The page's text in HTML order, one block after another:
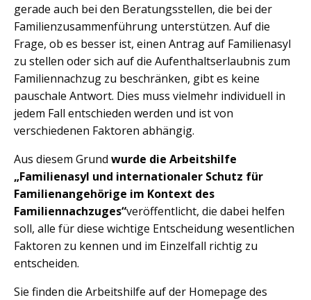
gerade auch bei den Beratungsstellen, die bei der
Familienzusammenführung unterstützen. Auf die
Frage, ob es besser ist, einen Antrag auf Familienasyl
zu stellen oder sich auf die Aufenthaltserlaubnis zum
Familiennachzug zu beschränken, gibt es keine
pauschale Antwort. Dies muss vielmehr individuell in
jedem Fall entschieden werden und ist von
verschiedenen Faktoren abhängig.
Aus diesem Grund wurde die Arbeitshilfe
„Familienasyl und internationaler Schutz für
Familienangehörige im Kontext des
Familiennachzuges“veröffentlicht, die dabei helfen
soll, alle für diese wichtige Entscheidung wesentlichen
Faktoren zu kennen und im Einzelfall richtig zu
entscheiden.
Sie finden die Arbeitshilfe auf der Homepage des